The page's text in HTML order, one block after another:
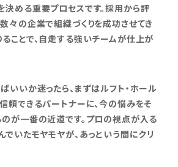
める重要プロセスです。採用から評
々の企業で組織づくりを成功させてき
ことで、自走する強いチームが仕上が
いいか迷ったら、まずはルフト・ホール
頼できるパートナーに、今の悩みをそ
が一番の近道です。プロの視点が入る
でいたモヤモヤが、あっという間にクリ